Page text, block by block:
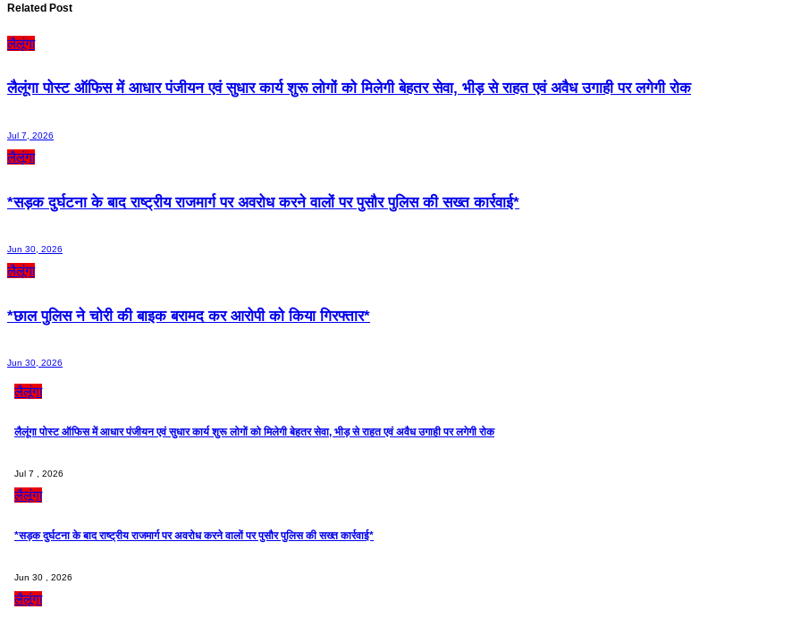
Related Post
लैलूंगा
लैलूंगा पोस्ट ऑफिस में आधार पंजीयन एवं सुधार कार्य शुरू लोगों को मिलेगी बेहतर सेवा, भीड़ से राहत एवं अवैध उगाही पर लगेगी रोक
Jul 7, 2026
लैलूंगा
*सड़क दुर्घटना के बाद राष्ट्रीय राजमार्ग पर अवरोध करने वालों पर पुसौर पुलिस की सख्त कार्रवाई*
Jun 30, 2026
लैलूंगा
*छाल पुलिस ने चोरी की बाइक बरामद कर आरोपी को किया गिरफ्तार*
Jun 30, 2026
लैलूंगा
लैलूंगा पोस्ट ऑफिस में आधार पंजीयन एवं सुधार कार्य शुरू लोगों को मिलेगी बेहतर सेवा, भीड़ से राहत एवं अवैध उगाही पर लगेगी रोक
Jul 7 , 2026
लैलूंगा
*सड़क दुर्घटना के बाद राष्ट्रीय राजमार्ग पर अवरोध करने वालों पर पुसौर पुलिस की सख्त कार्रवाई*
Jun 30 , 2026
लैलूंगा